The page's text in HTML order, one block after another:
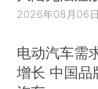
2026年08月06日
电动汽车需
增长 中国品